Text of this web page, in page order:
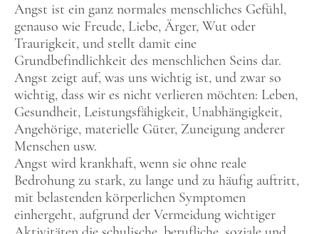
Angst ist ein ganz normales menschliches Gefühl,
genauso wie Freude, Liebe, Ärger, Wut oder
Traurigkeit, und stellt damit eine
Grundbefindlichkeit des menschlichen Seins dar.
Angst zeigt auf, was uns wichtig ist, und zwar so
wichtig, dass wir es nicht verlieren möchten: Leben,
Gesundheit, Leistungsfähigkeit, Unabhängigkeit,
Angehörige, materielle Güter, Zuneigung anderer
Menschen usw.
Angst wird krankhaft, wenn sie ohne reale
Bedrohung zu stark, zu lange und zu häufig auftritt,
mit belastenden körperlichen Symptomen
einhergeht, aufgrund der Vermeidung wichtiger